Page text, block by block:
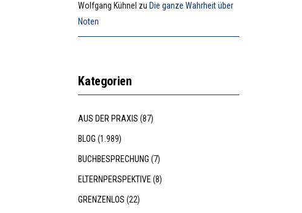
Wolfgang Kühnel zu Die ganze Wahrheit über
Noten
Kategorien
AUS DER PRAXIS (87)
BLOG (1.989)
BUCHBESPRECHUNG (7)
ELTERNPERSPEKTIVE(8)
GRENZENLOS (22)